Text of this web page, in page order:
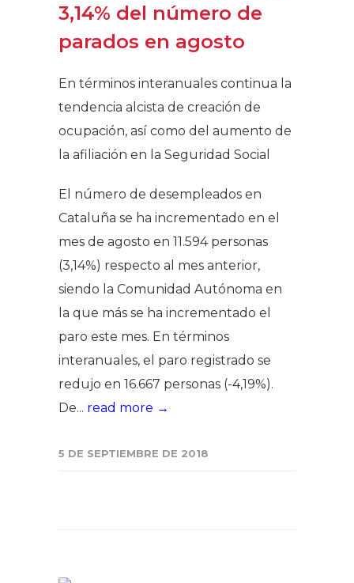
3,14% del número de
parados en agosto
En términos interanuales continua la
tendencia alcista de creación de
ocupación, así como del aumento de
la afiliación en la Seguridad Social
El número de desempleados en
Cataluña se ha incrementado en el
mes de agosto en 11.594 personas
(3,14%) respecto al mes anterior,
siendo la Comunidad Autónoma en
la que más se ha incrementado el
paro este mes. En términos
interanuales, el paro registrado se
redujo en 16.667 personas (-4,19%).
De... read more →
5 DE SEPTIEMBRE DE 2018